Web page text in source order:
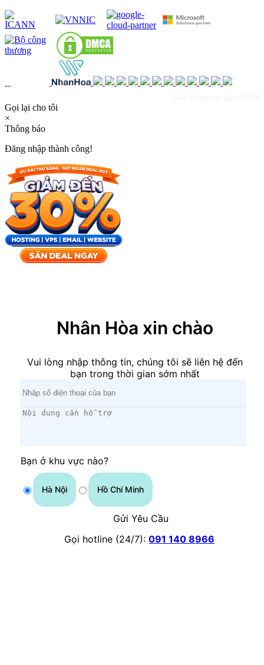
Gọi lại cho tôi
×
Thông báo
Đăng nhập thành công!
Nhân Hòa xin chào
Vui lòng nhập thông tin, chúng tôi sẽ liên hệ đến
bạn trong thời gian sớm nhất
Bạn ở khu vực nào?
Hà Nội Hồ Chí Minh
Gửi Yêu Cầu
Gọi hotline (24/7): 091 140 8966